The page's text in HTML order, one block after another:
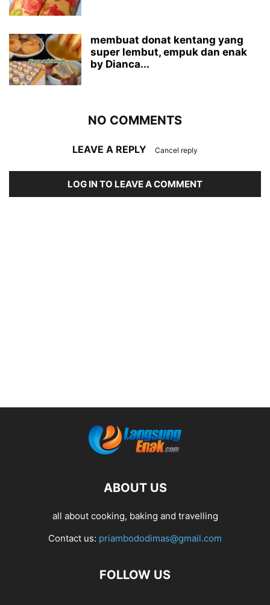
membuat donat kentang yang
super lembut, empuk dan enak
by Dianca...
NO COMMENTS
LEAVE A REPLY Cancel reply
LOG IN TO LEAVE A COMMENT
ABOUT US
all about cooking, baking and travelling
Contact us: priambododimas@gmail.com
FOLLOW US